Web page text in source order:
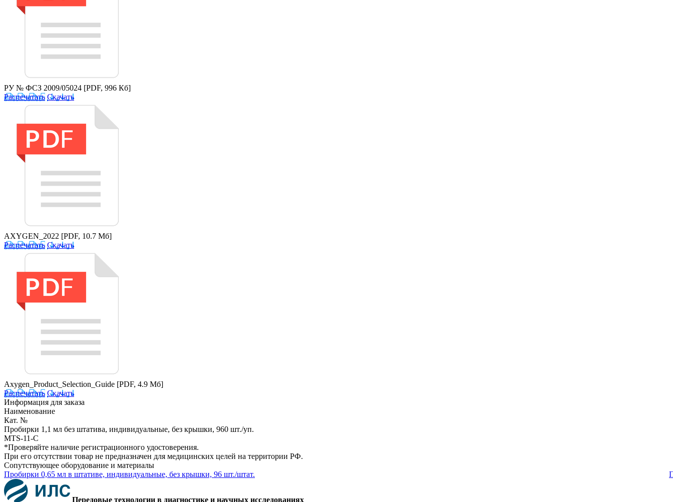
РУ № ФСЗ 2009/05024 [PDF, 996 Кб]
Распечатать Скачать
AXYGEN_2022 [PDF, 10.7 Мб]
Распечатать Скачать
Axygen_Product_Selection_Guide [PDF, 4.9 Мб]
Распечатать Скачать
Информация для заказа
Наименование
Кат. №
Пробирки 1,1 мл без штатива, индивидуальные, без крышки, 960 шт./уп.
MTS-11-C
*Проверяйте наличие регистрационного удостоверения.
При его отсутствии товар не предназначен для медицинских целей на территории РФ.
Сопутствующее оборудование и материалы
Пробирки 0,65 мл в штативе, индивидуальные, без крышки, 96 шт./штат.
Передовые технологии в диагностике и научных исследованиях